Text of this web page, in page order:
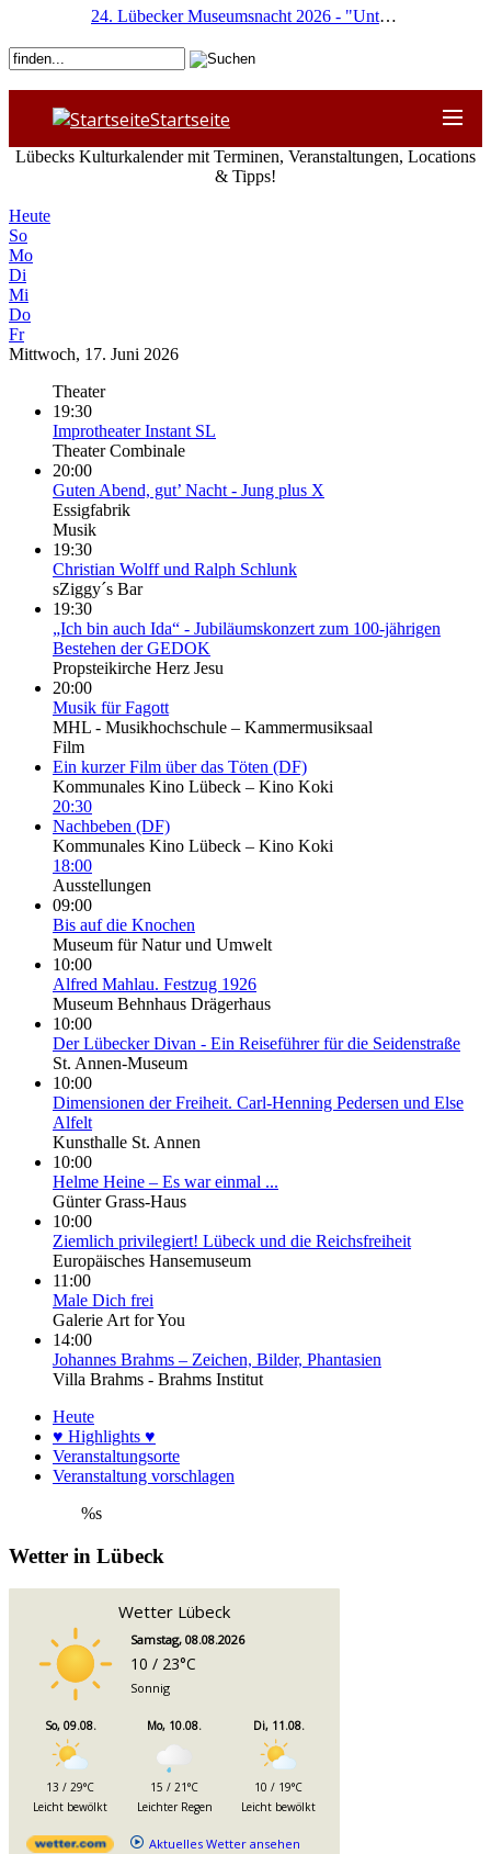
Startseite
Lübecks Kulturkalender mit Terminen, Veranstaltungen, Locations
& Tipps!
Heute
So
Mo
Di
Mi
Do
Fr
Mittwoch, 17. Juni 2026
Theater
19:30
Improtheater Instant SL
Theater Combinale
20:00
Guten Abend, gut’ Nacht - Jung plus X
Essigfabrik
Musik
19:30
Christian Wolff und Ralph Schlunk
sZiggy´s Bar
19:30
„Ich bin auch Ida“ - Jubiläumskonzert zum 100-jährigen
Bestehen der GEDOK
Propsteikirche Herz Jesu
20:00
Musik für Fagott
MHL - Musikhochschule – Kammermusiksaal
Film
Ein kurzer Film über das Töten (DF)
Kommunales Kino Lübeck – Kino Koki
20:30
Nachbeben (DF)
Kommunales Kino Lübeck – Kino Koki
18:00
Ausstellungen
09:00
Bis auf die Knochen
Museum für Natur und Umwelt
10:00
Alfred Mahlau. Festzug 1926
Museum Behnhaus Drägerhaus
10:00
Der Lübecker Divan - Ein Reiseführer für die Seidenstraße
St. Annen-Museum
10:00
Dimensionen der Freiheit. Carl-Henning Pedersen und Else
Alfelt
Kunsthalle St. Annen
10:00
Helme Heine – Es war einmal ...
Günter Grass-Haus
10:00
Ziemlich privilegiert! Lübeck und die Reichsfreiheit
Europäisches Hansemuseum
11:00
Male Dich frei
Galerie Art for You
14:00
Johannes Brahms – Zeichen, Bilder, Phantasien
Villa Brahms - Brahms Institut
Heute
♥ Highlights ♥
Veranstaltungsorte
Veranstaltung vorschlagen
%s
24. Lübecker Museumsnacht 2026 - "Unterwegs"
Wetter in Lübeck
Wetter Lübeck
Samstag, 08.08.2026
10 / 23°C
Sonnig
So, 09.08.
13 / 29°C
Leicht bewölkt
Mo, 10.08.
15 / 21°C
Leichter Regen
Di, 11.08.
10 / 19°C
Leicht bewölkt
Aktuelles Wetter ansehen